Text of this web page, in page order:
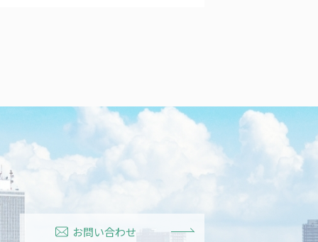
お問い合わせ